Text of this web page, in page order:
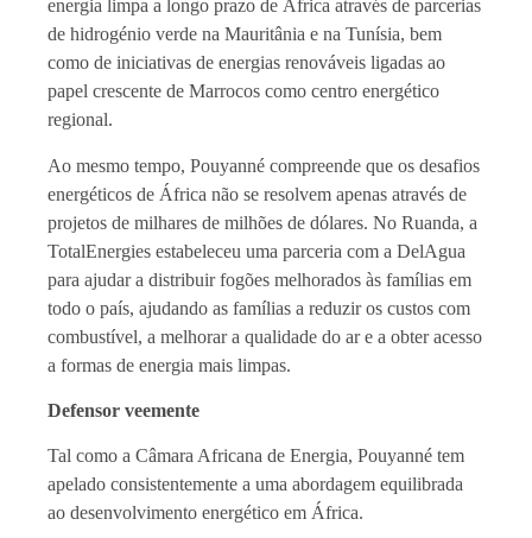
energia limpa a longo prazo de África através de parcerias
de hidrogénio verde na Mauritânia e na Tunísia, bem
como de iniciativas de energias renováveis ligadas ao
papel crescente de Marrocos como centro energético
regional.
Ao mesmo tempo, Pouyanné compreende que os desafios
energéticos de África não se resolvem apenas através de
projetos de milhares de milhões de dólares. No Ruanda, a
TotalEnergies estabeleceu uma parceria com a DelAgua
para ajudar a distribuir fogões melhorados às famílias em
todo o país, ajudando as famílias a reduzir os custos com
combustível, a melhorar a qualidade do ar e a obter acesso
a formas de energia mais limpas.
Defensor veemente
Tal como a Câmara Africana de Energia, Pouyanné tem
apelado consistentemente a uma abordagem equilibrada
ao desenvolvimento energético em África.